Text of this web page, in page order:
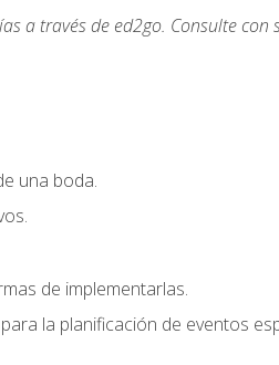
a través de ed2go. Consulte
una boda.
de implementarlas.
la planificación de eventos